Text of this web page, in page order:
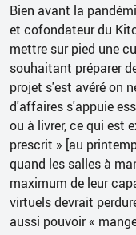
Bien avant la
et cofondateur du
mettre sur pied une
souhaitant préparer
projet s'est avéré on
d'affaires s'appuie
ou à livrer, ce qui est
prescrit » [au
quand les salles à
maximum de leur
virtuels devrait
aussi pouvoir «